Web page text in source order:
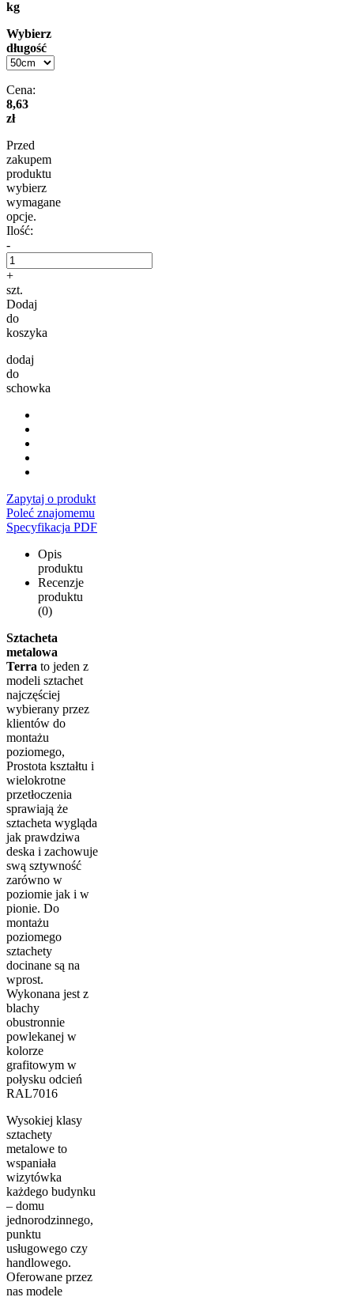
kg
Wybierz
długość
Cena:
8,63
zł
Przed
zakupem
produktu
wybierz
wymagane
opcje.
Ilość:
-
+
szt.
Dodaj
do
koszyka
dodaj
do
schowka
Zapytaj o produkt
Poleć znajomemu
Specyfikacja PDF
Opis
produktu
Recenzje
produktu
(0)
Sztacheta
metalowa
Terra to jeden z
modeli sztachet
najczęściej
wybierany przez
klientów do
montażu
poziomego,
Prostota kształtu i
wielokrotne
przetłoczenia
sprawiają że
sztacheta wygląda
jak prawdziwa
deska i zachowuje
swą sztywność
zarówno w
poziomie jak i w
pionie. Do
montażu
poziomego
sztachety
docinane są na
wprost.
Wykonana jest z
blachy
obustronnie
powlekanej w
kolorze
grafitowym w
połysku odcień
RAL7016
Wysokiej klasy
sztachety
metalowe to
wspaniała
wizytówka
każdego budynku
– domu
jednorodzinnego,
punktu
usługowego czy
handlowego.
Oferowane przez
nas modele